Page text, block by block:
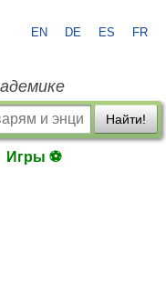
EN DE ES FR
Найти!
Игры ⚽